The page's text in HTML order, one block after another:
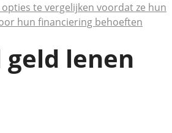
te vergelijken voordat ze hun
hun financiering behoeften
geld lenen